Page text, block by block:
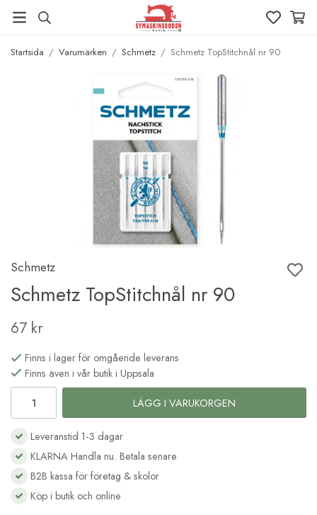
Startsida / Varumärken / Schmetz / Schmetz TopStitchnål nr 90
Schmetz
Schmetz TopStitchnål nr 90
67 kr
Finns i lager för omgående leverans
Finns även i vår butik i Uppsala
LÄGG I VARUKORGEN
Leveranstid 1-3 dagar
KLARNA Handla nu. Betala senare
B2B kassa för företag & skolor
Köp i butik och online